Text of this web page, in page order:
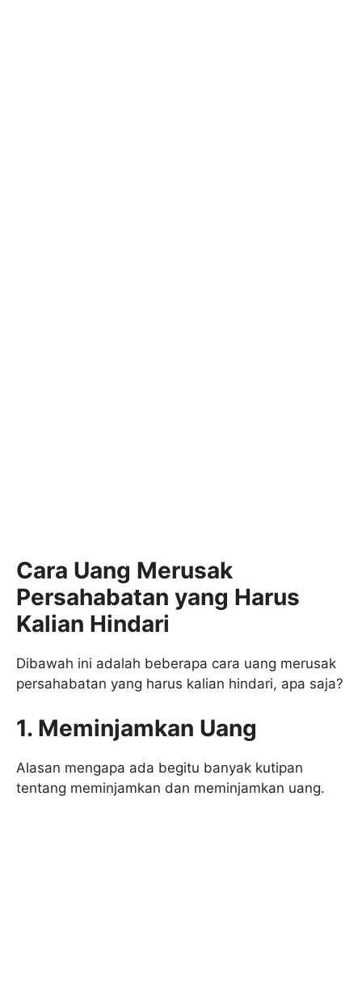
Cara Uang Merusak
Persahabatan yang Harus
Kalian Hindari
Dibawah ini adalah beberapa cara uang merusak
persahabatan yang harus kalian hindari, apa saja?
1. Meminjamkan Uang
Alasan mengapa ada begitu banyak kutipan
tentang meminjamkan dan meminjamkan uang.